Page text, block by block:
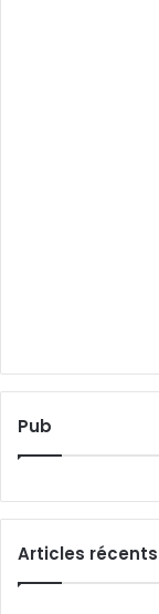
Pub
Articles récents